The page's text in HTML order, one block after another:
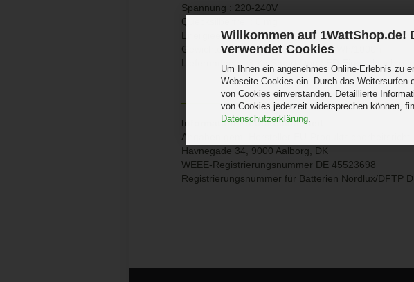
Willkommen auf 1WattShop.de!
verwendet Cookies
Um Ihnen ein angenehmes Online-Erlebnis zu
Webseite Cookies ein. Durch das Weitersurfen
von Cookies einverstanden. Detaillierte
von Cookies jederzeit widersprechen können,
Datenschutzerklärung.
Spannung : 220-240V
Quecksilberfrei : 0 mg
Energieeffizienzklasse: G
Gewichteter Energieverbrauch : 5 kWh/1000h
Lieferumfang : 3-Kit Smart Don LED Einbauleuchte in
Information Produktsicherheit
Angaben gem. Hersteller EU-
Havnegade 34, 9000 Aalborg, DK
WEEE-Registrierungsnummer DE 45523698
Registrierungsnummer für Batterien Nordlux/DFTP